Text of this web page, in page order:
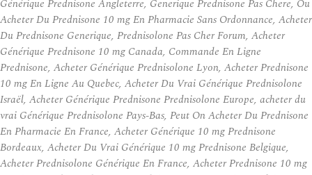
Générique Prednisone Angleterre, Generique Prednisone Pas Chere, Ou
Acheter Du Prednisone 10 mg En Pharmacie Sans Ordonnance, Acheter
Du Prednisone Generique, Prednisolone Pas Cher Forum, Acheter
Générique Prednisone 10 mg Canada, Commande En Ligne
Prednisone, Acheter Générique Prednisolone Lyon, Acheter Prednisone
10 mg En Ligne Au Quebec, Acheter Du Vrai Générique Prednisolone
Israël, Acheter Générique Prednisone Prednisolone Europe, acheter du
vrai Générique Prednisolone Pays-Bas, Peut On Acheter Du Prednisone
En Pharmacie En France, Acheter Générique 10 mg Prednisone
Bordeaux, Acheter Du Vrai Générique 10 mg Prednisone Belgique,
Acheter Prednisolone Générique En France, Acheter Prednisone 10 mg